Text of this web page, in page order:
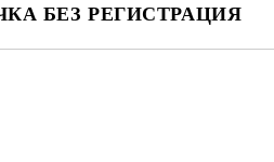
БЕЗ РЕГИСТРАЦИЯ